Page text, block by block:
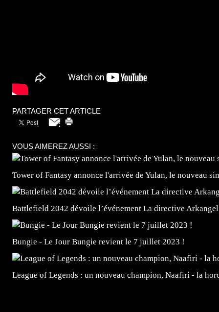
PARTAGER CET ARTICLE
VOUS AIMEREZ AUSSI :
Tower of Fantasy annonce l'arrivée de Yulan, le nouveau
Battlefield 2042 dévoile l’événement La directive Arkangel
Bungie - Le Jour Bungie revient le 7 juillet 2023 !
League of Legends : un nouveau champion, Naafiri - la